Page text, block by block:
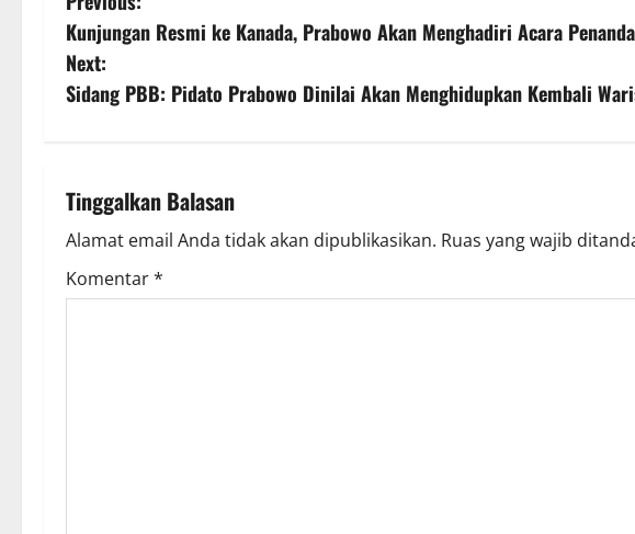
o
s
n
a
v
Kunjungan Resmi ke Kanada, Prabowo Akan Menghadiri Acara
Next:
Sidang PBB: Pidato Prabowo Dinilai Akan Menghidupkan Kembali
Tinggalkan Balasan
Alamat email Anda tidak akan dipublikasikan. Ruas yang wajib
Komentar*